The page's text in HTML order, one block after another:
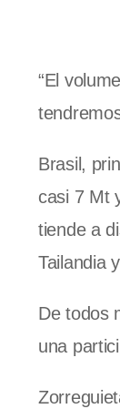
“El
Brasil,
casi 7 Mt
tiende a
Tailandia
De todos
una